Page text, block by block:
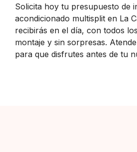
Solicita hoy tu presupuesto de
acondicionado multisplit en La
recibirás en el día, con todos
montaje y sin sorpresas.
para que disfrutes antes de tu